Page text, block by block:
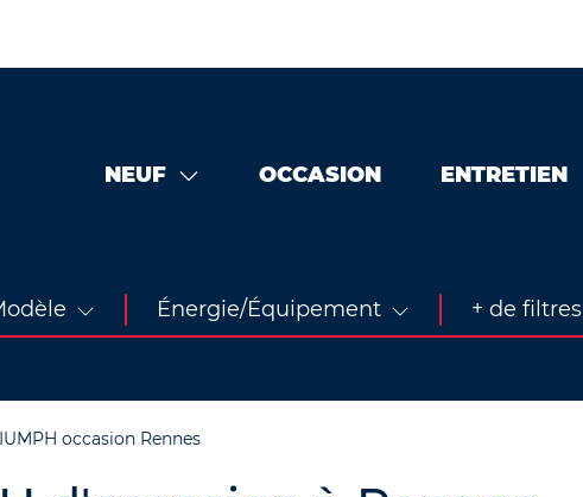
NEUF OCCASION ENTRETIEN
Énergie/Équipement + de filtres
occasion Rennes